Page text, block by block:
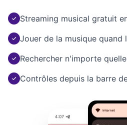
Streaming musical gratuit
Jouer de la musique quand
Rechercher n'importe
Contrôles depuis la barre